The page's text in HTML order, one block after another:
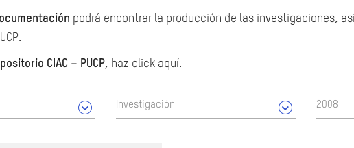
podrá encontrar la producción de las investigaciones,
CIAC – PUCP, haz click aquí.
Investigación 2008